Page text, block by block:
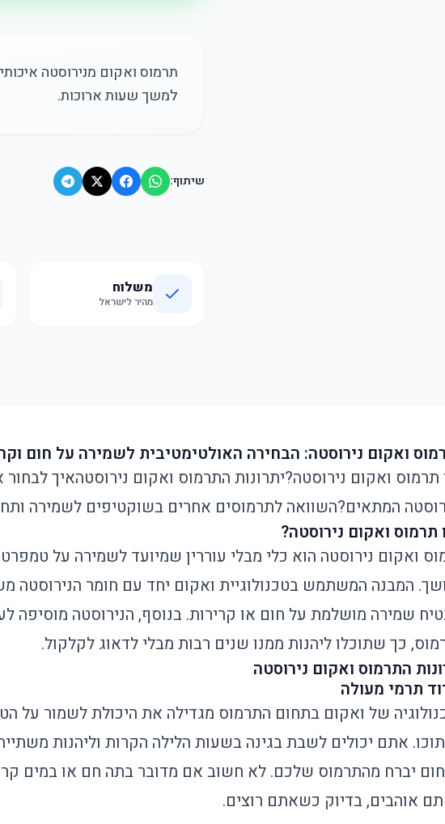
למשך שעות ארוכות.
שיתוף:
משלוח
מהיר לישראל
ואקום נירוסטה: הבחירה האולטימטיבית לשמירה על חום
תרמוס ואקום נירוסטה?יתרונות התרמוס ואקום נירוסטהאיך
המתאים?השוואה לתרמוסים אחרים בשוקטיפים לשמירה
תרמוס ואקום נירוסטה?
ואקום נירוסטה הוא כלי מבלי עוררין שמיועד לשמירה על
המבנה המשתמש בטכנולוגיית ואקום יחד עם חומר הנירוסטה
שמירה מושלמת על חום או קרירות. בנוסף, הנירוסטה מוסיפה
כך שתוכלו ליהנות ממנו שנים רבות מבלי לדאוג לקלקול.
התרמוס ואקום נירוסטה
תרמי מעולה
של ואקום בתחום התרמוס מגדילה את היכולת לשמור על
אתם יכולים לשבת בגינה בשעות הלילה הקרות וליהנות
יברח מהתרמוס שלכם. לא חשוב אם מדובר בתה חם או במים
אוהבים, בדיוק כשאתם רוצים.